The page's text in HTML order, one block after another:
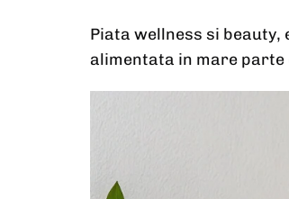
Piata wellness si
alimentata in mare